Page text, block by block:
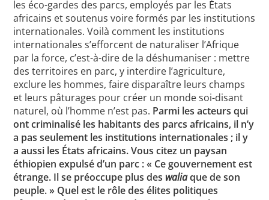
les éco-gardes des parcs, employés par les États
africains et soutenus voire formés par les institutions
internationales. Voilà comment les institutions
internationales s’efforcent de naturaliser l’Afrique
par la force, c’est-à-dire de la déshumaniser : mettre
des territoires en parc, y interdire l’agriculture,
exclure les hommes, faire disparaître leurs champs
et leurs pâturages pour créer un monde soi-disant
naturel, où l’homme n’est pas. Parmi les acteurs qui
ont criminalisé les habitants des parcs africains, il n’y
a pas seulement les institutions internationales ; il y
a aussi les États africains. Vous citez un paysan
éthiopien expulsé d’un parc : « Ce gouvernement est
étrange. Il se préoccupe plus des waliaque de son
peuple. » Quel est le rôle des élites politiques